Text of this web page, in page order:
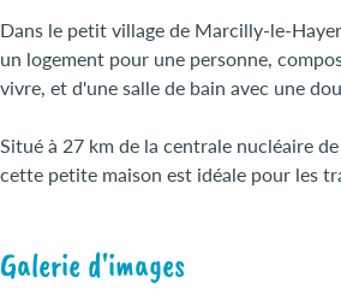
Dans le petit village de Marcilly-le-
un logement pour une personne,
vivre, et d'une salle de bain avec une
Situé à 27 km de la centrale nucléaire
cette petite maison est idéale pour les
Galerie d'images